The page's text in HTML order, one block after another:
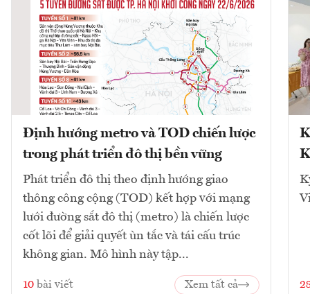
Định hướng metro và TOD chiến lược
trong phát triển đô thị bền vững
Phát triển đô thị theo định hướng giao
thông công cộng (TOD) kết hợp với mạng
lưới đường sắt đô thị (metro) là chiến lược
cốt lõi để giải quyết ùn tắc và tái cấu trúc
không gian. Mô hình này tập...
10 bài viết Xem tất cả